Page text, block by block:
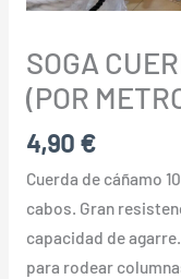
SOGA
(POR
4,90 €
Cuerda de cáñamo
cabos. Gran
capacidad de
para rodear